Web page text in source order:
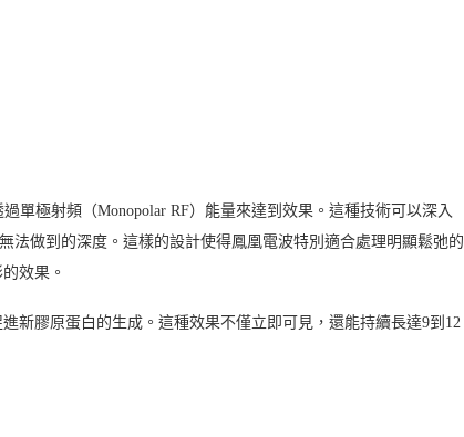
單極射頻（Monopolar RF）能量來達到效果。這種技術可以深入
法做到的深度。這樣的設計使得鳳凰電波特別適合處理明顯鬆弛的
效果。
新膠原蛋白的生成。這種效果不僅立即可見，還能持續長達9到12